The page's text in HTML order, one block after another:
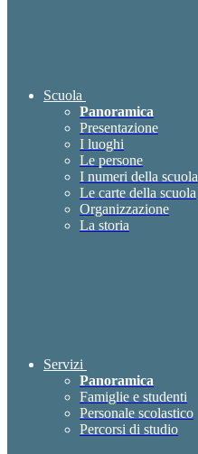
Scuola
Panoramica
Presentazione
I luoghi
Le persone
I numeri della scuola
Le carte della scuola
Organizzazione
La storia
Servizi
Panoramica
Famiglie e studenti
Personale scolastico
Percorsi di studio